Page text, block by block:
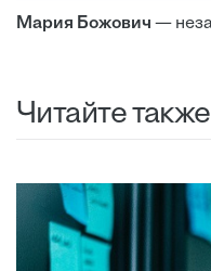
Мария Божович —
Читайте также